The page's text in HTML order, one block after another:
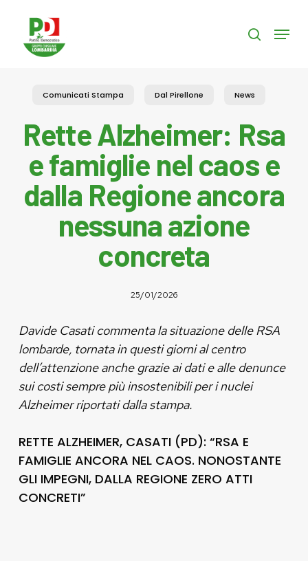
content
search
Menu
Comunicati Stampa Dal Pirellone News
Rette Alzheimer: Rsa
e famiglie nel caos e
dalla Regione ancora
nessuna azione
concreta
25/01/2026
Davide Casati commenta la situazione delle RSA
lombarde, tornata in questi giorni al centro
dell’attenzione anche grazie ai dati e alle denunce
sui costi sempre più insostenibili per i nuclei
Alzheimer riportati dalla stampa.
RETTE ALZHEIMER, CASATI (PD): “RSA E
FAMIGLIE ANCORA NEL CAOS. NONOSTANTE
GLI IMPEGNI, DALLA REGIONE ZERO ATTI
CONCRETI”